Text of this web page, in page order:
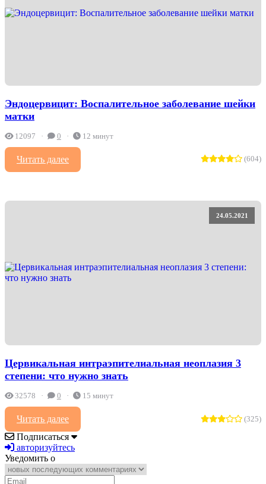
Эндоцервицит: Воспалительное заболевание шейки
матки
12097 0 12 минут
Читать далее (604)
24.05.2021
Цервикальная интраэпителиальная неоплазия 3
степени: что нужно знать
32578 0 15 минут
Читать далее (325)
Подписаться
авторизуйтесь
Уведомить о